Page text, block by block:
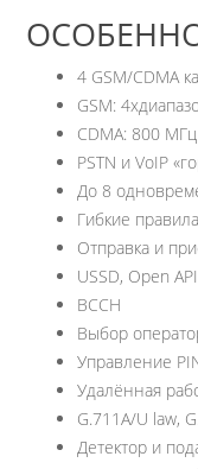
4 GSM/CDMA
GSM:
CDMA: 800 МГц
PSTN и VoIP
До 8
Гибкие
Отправка и
USSD, Open
BCCH
Выбор
Управление
Удалённая
G.711A/U law,
Детектор и